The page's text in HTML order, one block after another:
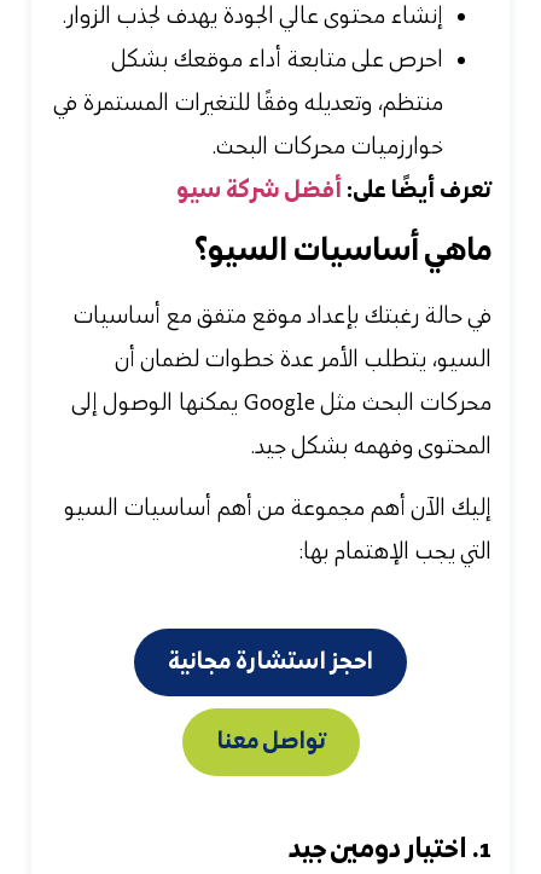
إنشاء محتوى عالي الجودة يهدف لجذب الزوار.
احرص على متابعة أداء موقعك بشكل
منتظم، وتعديله وفقًا للتغيرات المستمرة في
خوارزميات محركات البحث.
تعرف أيضًا على: أفضل شركة سيو
ماهي أساسيات السيو؟
في حالة رغبتك بإعداد موقع متفق مع أساسيات
السيو، يتطلب الأمر عدة خطوات لضمان أن
محركات البحث مثل Google يمكنها الوصول إلى
المحتوى وفهمه بشكل جيد.
إليك الآن أهم مجموعة من أهم أساسيات السيو
التي يجب الإهتمام بها:
احجز استشارة مجانية
تواصل معنا
1. اختيار دومين جيد